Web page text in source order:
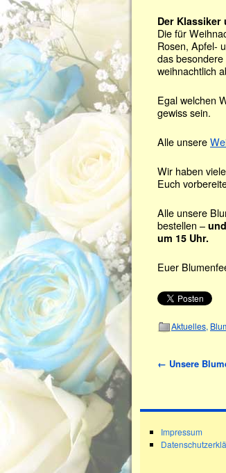
Der Klassiker
Die für
Rosen, Apfel-
das
weihnachtlich
Egal welchen
gewiss sein.
Alle unsere
Wir haben viele
Euch
Alle unsere
bestellen –
um 15 Uhr.
Euer
Aktuelles,
← Unsere
Impressum